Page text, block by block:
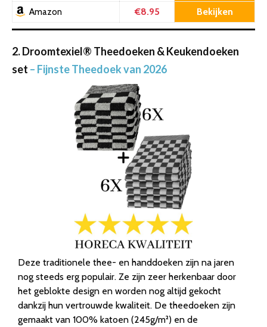
Amazon €8.95 Bekijken
2. Droomtexiel® Theedoeken & Keukendoeken
set – Fijnste Theedoek van 2026
Deze traditionele thee- en handdoeken zijn na jaren
nog steeds erg populair. Ze zijn zeer herkenbaar door
het geblokte design en worden nog altijd gekocht
dankzij hun vertrouwde kwaliteit. De theedoeken zijn
gemaakt van 100% katoen (245g/m²) en de